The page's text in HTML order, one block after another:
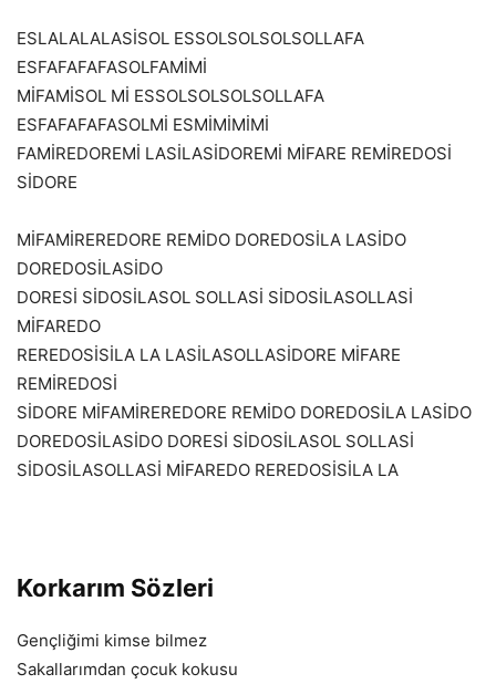
ESLALALALASİSOL ESSOLSOLSOLSOLLAFA
ESFAFAFAFASOLFAMİMİ
MİFAMİSOL Mİ ESSOLSOLSOLSOLLAFA
ESFAFAFAFASOLMİ ESMİMİMİMİ
FAMİREDOREMİ LASİLASİDOREMİ MİFARE REMİREDOSİ
SİDORE
MİFAMİREREDORE REMİDO DOREDOSİLA LASİDO
DOREDOSİLASİDO
DORESİ SİDOSİLASOL SOLLASİ SİDOSİLASOLLASİ
MİFAREDO
REREDOSİSİLA LA LASİLASOLLASİDORE MİFARE
REMİREDOSİ
SİDORE MİFAMİREREDORE REMİDO DOREDOSİLA LASİDO
DOREDOSİLASİDO DORESİ SİDOSİLASOL SOLLASİ
SİDOSİLASOLLASİ MİFAREDO REREDOSİSİLA LA
Korkarım Sözleri
Gençliğimi kimse bilmez
Sakallarımdan çocuk kokusu